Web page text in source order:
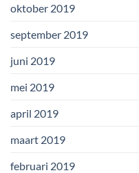
oktober 2019
september 2019
juni 2019
mei 2019
april 2019
maart 2019
februari 2019